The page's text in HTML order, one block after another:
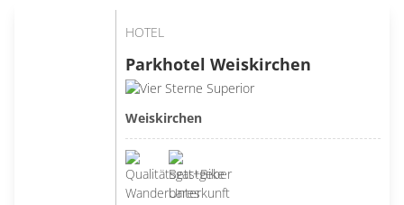
HOTEL
Parkhotel Weiskirchen
Weiskirchen